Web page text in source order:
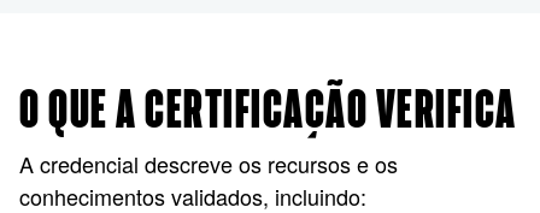
O QUE A CERTIFICAÇÃO VERIFICA
A credencial descreve os recursos e os
conhecimentos validados, incluindo: